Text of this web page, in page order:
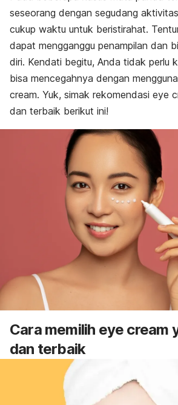
seseorang dengan segudang
cukup waktu untuk beristirahat.
dapat mengganggu penampilan dan
diri. Kendati begitu, Anda tidak perlu
bisa mencegahnya dengan
cream. Yuk, simak rekomendasi eye
dan terbaik berikut ini!
Cara memilih eye cream
dan terbaik